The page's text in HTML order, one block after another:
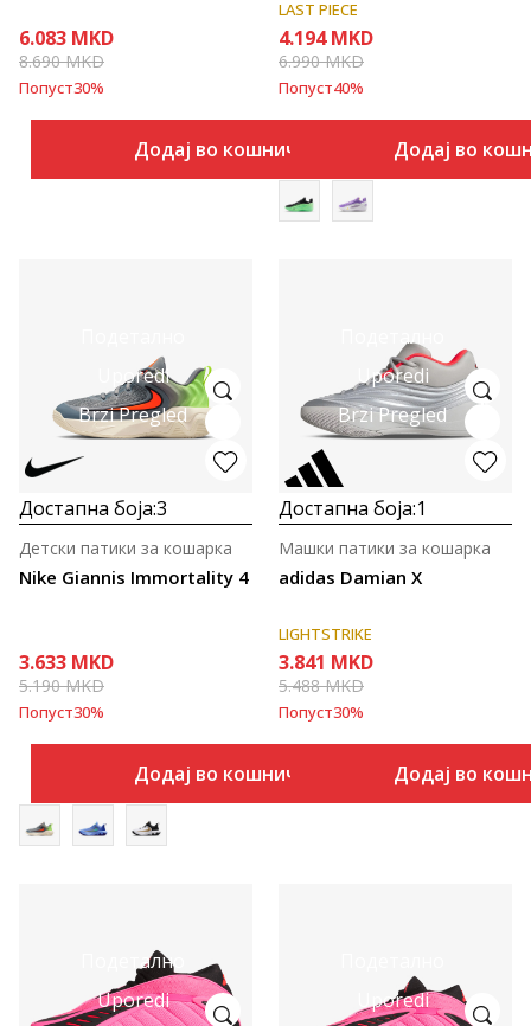
6.083 MKD
8.690MKD
Попуст30%
Додај во кошничка
LAST PIECE
4.194 MKD
6.990MKD
Попуст40%
Додај во
Uporedi
Brzi Pregled
Достапна боја:3
Nike Giannis Immortality 4
Детски патики за кошарка
3.633 MKD
5.190MKD
Попуст30%
Додај во кошничка
Подетално
Uporedi
Brzi Pregled
Достапна боја:1
adidas Damian X
Машки патики за кошарка
LIGHTSTRIKE
3.841 MKD
5.488MKD
Попуст30%
Додај во
Подетално
Uporedi
Uporedi